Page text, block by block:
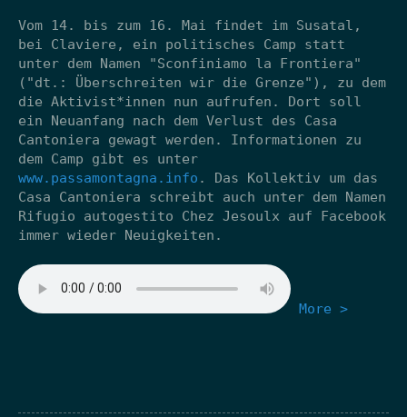
Vom 14. bis zum 16. Mai findet im Susatal,
bei Claviere, ein politisches Camp statt
unter dem Namen "Sconfiniamo la Frontiera"
("dt.: Überschreiten wir die Grenze"), zu dem
die Aktivist*innen nun aufrufen. Dort soll
ein Neuanfang nach dem Verlust des Casa
Cantoniera gewagt werden. Informationen zu
dem Camp gibt es unter
www.passamontagna.info . Das Kollektiv um das
Casa Cantoniera schreibt auch unter dem Namen
Rifugio autogestito Chez Jesoulx auf Facebook
immer wieder Neuigkeiten.
More >